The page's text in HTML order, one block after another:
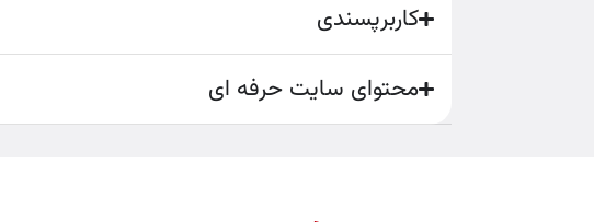
کاربرپسندی
محتوای سایت حرفه ای